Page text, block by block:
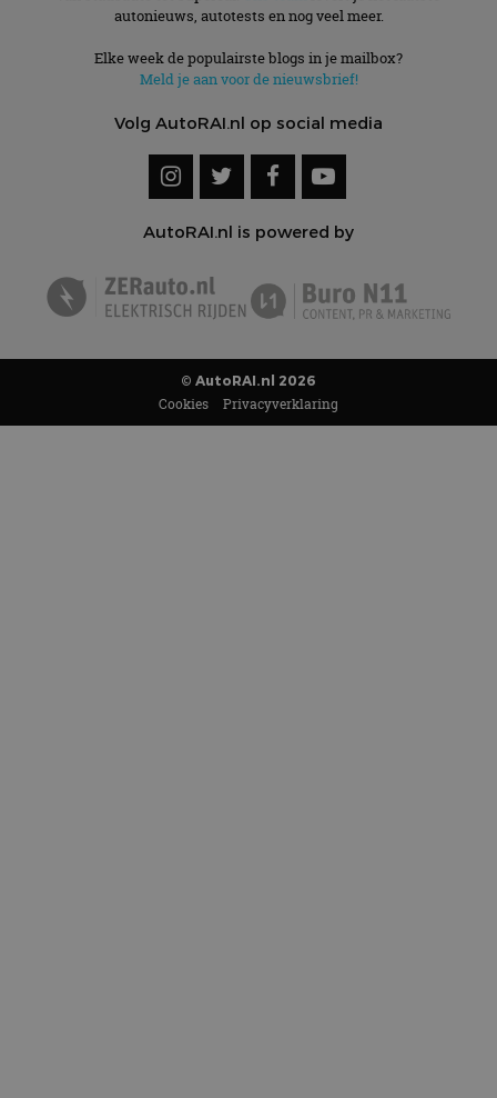
autonieuws, autotests en nog veel meer.
Elke week de populairste blogs in je mailbox?
Meld je aan voor de nieuwsbrief!
Volg AutoRAI.nl op social media
AutoRAI.nl is powered by
© AutoRAI.nl 2026
Cookies Privacyverklaring